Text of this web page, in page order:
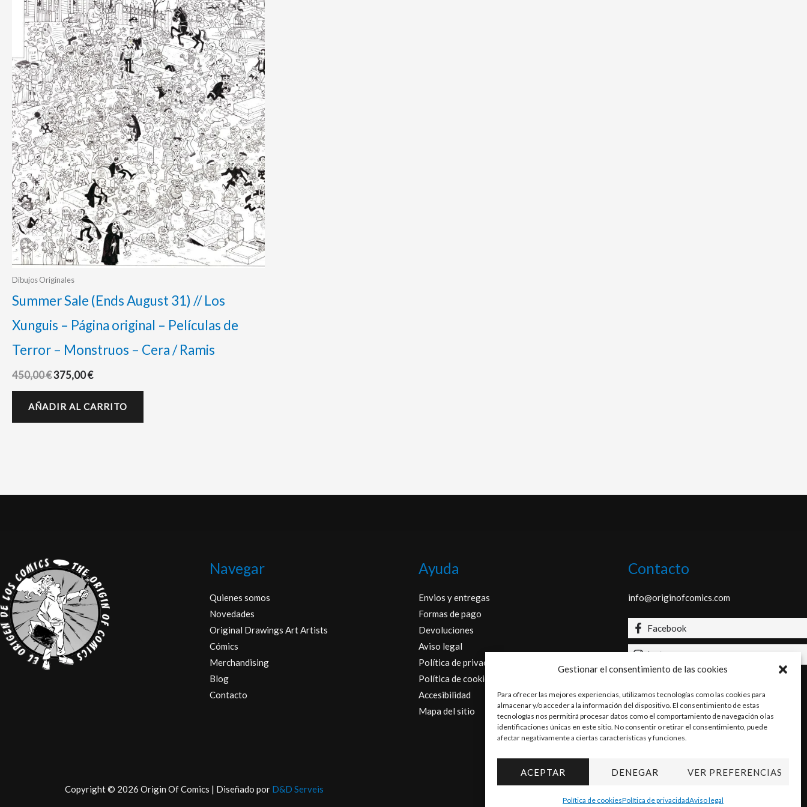
Gestionar el consentimiento de las cookies
Para ofrecer las mejores experiencias, utilizamos tecnologías como las cookies para
almacenar y/o acceder a la información del dispositivo. El consentimiento de estas
tecnologías nos permitirá procesar datos como el comportamiento de navegación o las
identificaciones únicas en este sitio. No consentir o retirar el consentimiento, puede
afectar negativamente a ciertas características y funciones.
ACEPTAR DENEGAR VER PREFERENCIAS
Política de cookiesPolítica de privacidadAviso legal
Dibujos Originales
Summer Sale (Ends August 31) // Los
Xunguis – Página original – Películas de
Terror – Monstruos – Cera / Ramis
450,00€375,00€
AÑADIR AL CARRITO
Navegar
Quienes somos
Novedades
Original Drawings Art Artists
Cómics
Merchandising
Blog
Contacto
Ayuda
Envios y entregas
Formas de pago
Devoluciones
Aviso legal
Política de privacidad
Política de cookies
Accesibilidad
Mapa del sitio
Contacto
info@originofcomics.com
Facebook
Instagram
Copyright © 2026 Origin Of Comics | Diseñado por D&D Serveis